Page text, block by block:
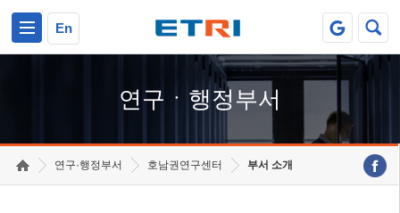
En
연구ㆍ행정부서
연구·행정부서 호남권연구센터 부서 소개